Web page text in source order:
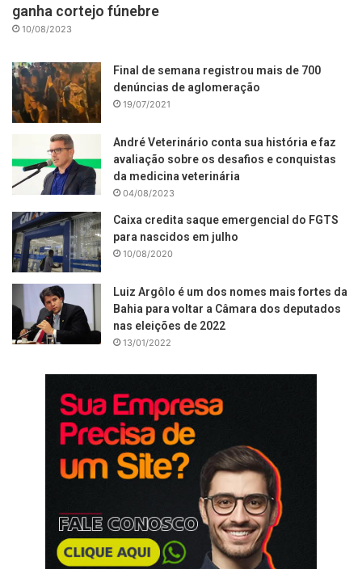
ganha cortejo fúnebre
10/08/2023
Final de semana registrou mais de 700
denúncias de aglomeração
19/07/2021
André Veterinário conta sua história e faz
avaliação sobre os desafios e conquistas
da medicina veterinária
04/08/2023
Caixa credita saque emergencial do FGTS
para nascidos em julho
10/08/2020
Luiz Argôlo é um dos nomes mais fortes da
Bahia para voltar a Câmara dos deputados
nas eleições de 2022
13/01/2022